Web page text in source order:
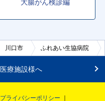
大腸がん検診編
川口市 ふれあい生協病院
医療施設様へ
プライバシーポリシー